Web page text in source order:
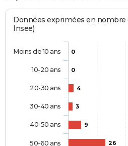
Données exprimées en nombre
Insee)
0
0
4
3
9
26
Moins de 10 ans
10-20 ans
20-30 ans
30-40 ans
40-50 ans
50-60 ans